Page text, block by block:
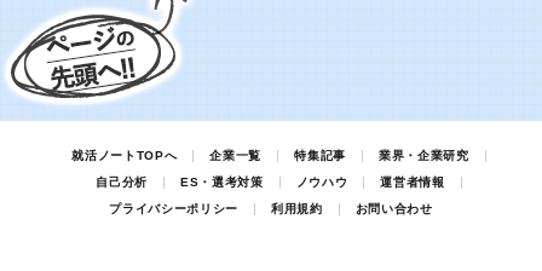
就活ノートTOPへ 企業一覧 特集記事
業界・企業研究
自己分析
ES・選考対策 ノウハウ
運営者情報
プライバシーポリシー
利用規約 お問い合わせ